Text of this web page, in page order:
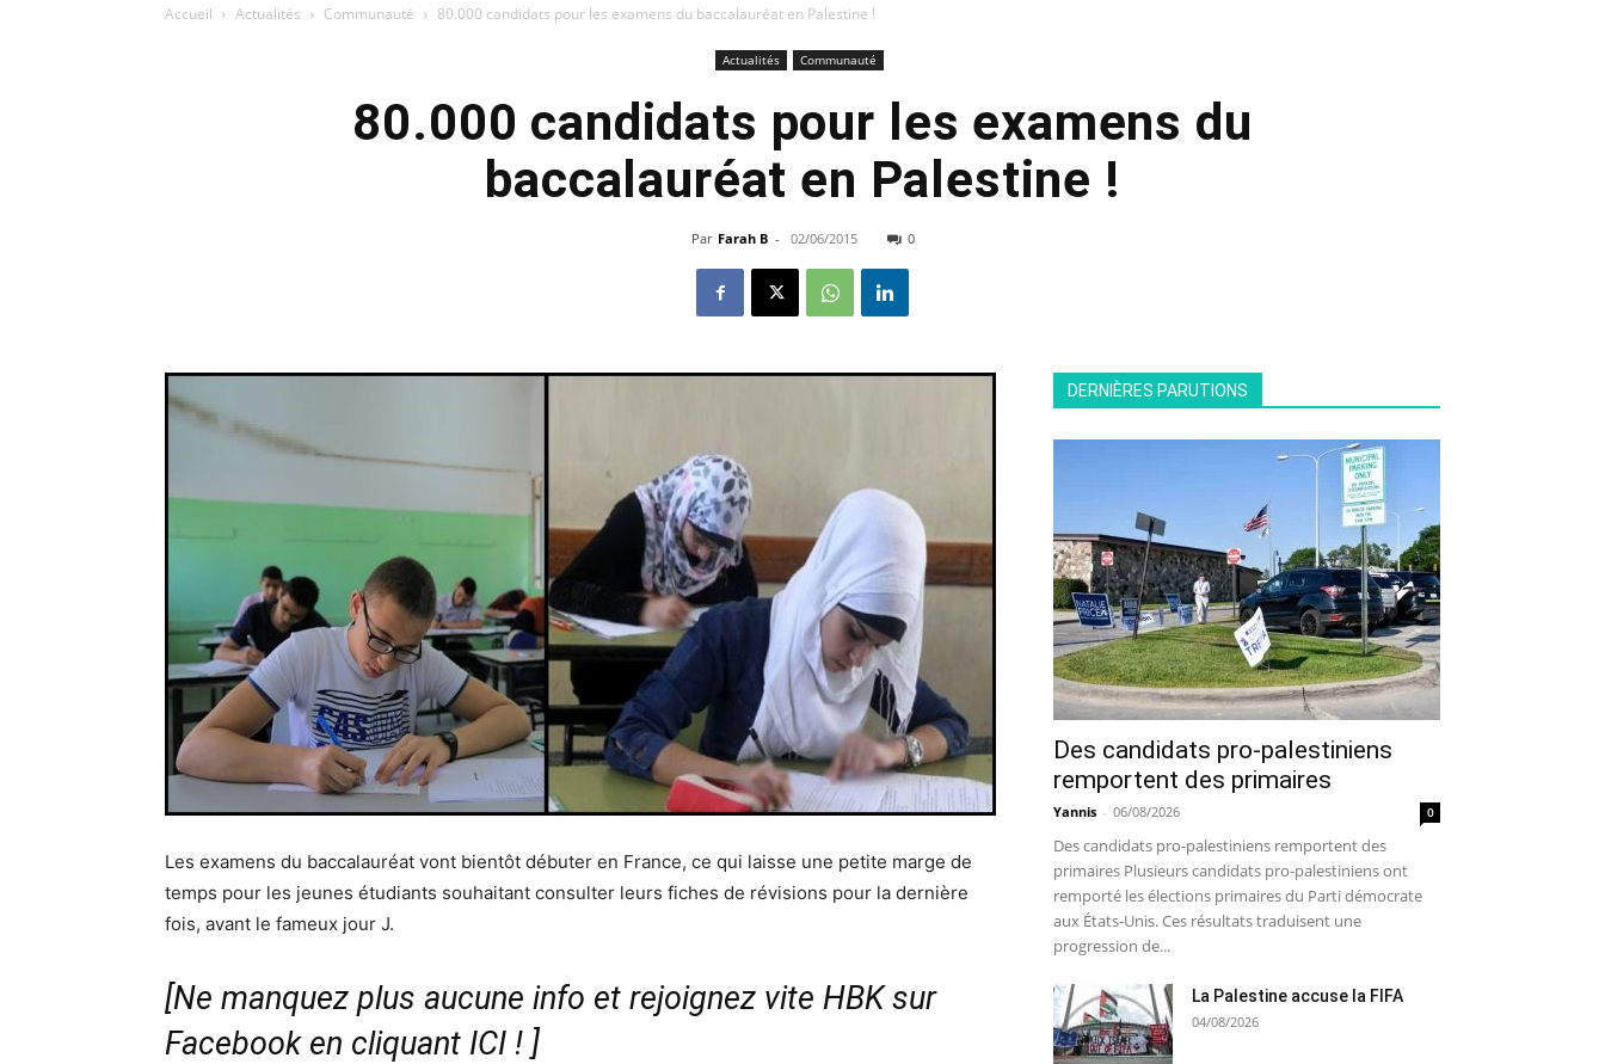
Accueil Actualités Communauté 80.000 candidats pour les examens du baccalauréat en Palestine !
Actualités Communauté
80.000 candidats pour les examens du
baccalauréat en Palestine !
Par Farah B - 02/06/2015 0
Les examens du baccalauréat vont bientôt débuter en France, ce qui laisse une petite marge de
temps pour les jeunes étudiants souhaitant consulter leurs fiches de révisions pour la dernière
fois, avant le fameux jour J.
[Ne manquez plus aucune info et rejoignez vite HBK sur
Facebook en cliquant ICI ! ]
DERNIÈRES PARUTIONS
Des candidats pro-palestiniens
remportent des primaires
Yannis - 06/08/2026 0
Des candidats pro-palestiniens remportent des
primaires Plusieurs candidats pro-palestiniens ont
remporté les élections primaires du Parti démocrate
aux États-Unis. Ces résultats traduisent une
progression de...
La Palestine accuse la FIFA
04/08/2026